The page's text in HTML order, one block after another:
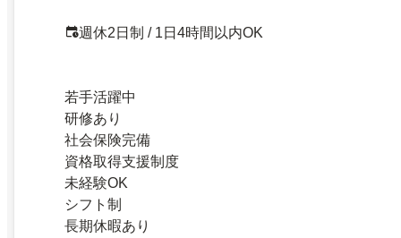
週休2日制 / 1日4時間以内OK
若手活躍中
研修あり
社会保険完備
資格取得支援制度
未経験OK
シフト制
長期休暇あり